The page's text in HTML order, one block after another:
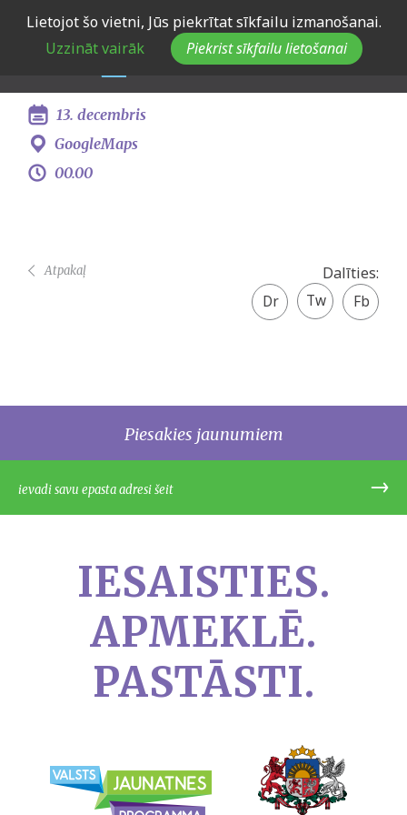
Lietojot šo vietni, Jūs piekrītat sīkfailu izmanošanai.
Uzzināt vairāk
Piekrist sīkfailu lietošanai
Jaunatnes konsultatīvās
padomes sēde
GoogleMaps
13. decembris
00.00
Dalīties:
Facebook
share
Twitter
Atpakaļ
Piesakies jaunumiem
IESAISTIES.
APMEKLĒ.
PASTĀSTI.